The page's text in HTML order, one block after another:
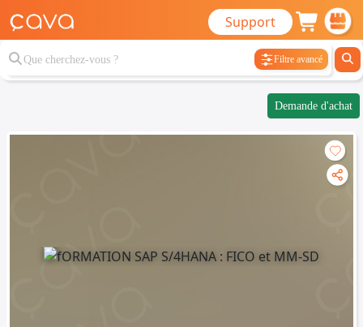
Support
Filtre avancé
Demande d'achat